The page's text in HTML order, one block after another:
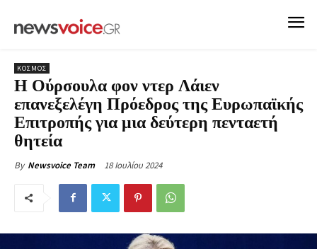
ΚΟΣΜΟΣ
Η Ούρσουλα φον ντερ Λάιεν
επανεξελέγη Πρόεδρος της Ευρωπαϊκής
Επιτροπής για μια δεύτερη πενταετή
θητεία
By Newsvoice Team 18 Ιουλίου 2024